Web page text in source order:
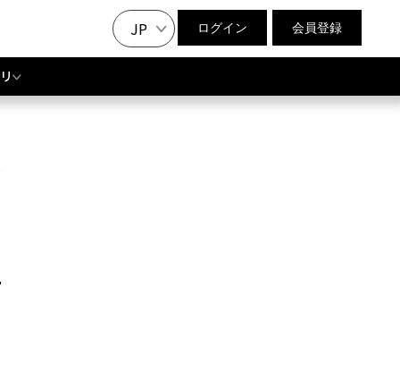
JP ログイン 会員登録